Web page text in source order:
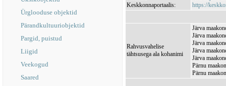
Ürglooduse objektid
Pärandkultuuriobjektid
Pargid, puistud
Liigid
Veekogud
Saared
Keskkonnaportaalis:
https://
Rahvusvahelise
tähtsusega ala kohanimi
Järva
Järva
Järva
Järva
Järva
Pärnu
Pärnu